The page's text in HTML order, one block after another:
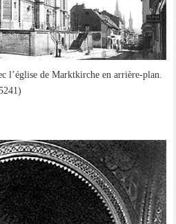
l’église de Markt­kir­che en arrière-plan.